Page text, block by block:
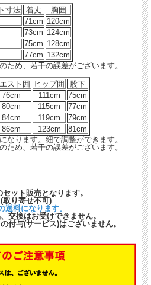
寸法 着丈
胸囲
71cm 120cm
73cm 124cm
75cm 128cm
77cm 132cm
ため、若干の誤差がございます。
スト囲 ヒップ囲
股下
76cm 111cm
75cm
80cm 115cm
77cm
84cm 119cm
79cm
86cm 123cm
81cm
なります。紐で調整ができます。
ため、若干の誤差がございます。
ット販売となります。
取り寄せ不可)
送料になります。
交換はお受けできません。
付与(サービス)はございません。